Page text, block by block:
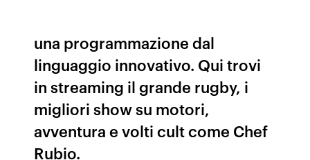
una programmazione dal
linguaggio innovativo. Qui trovi
in streaming il grande rugby, i
migliori show su motori,
avventura e volti cult come Chef
Rubio.